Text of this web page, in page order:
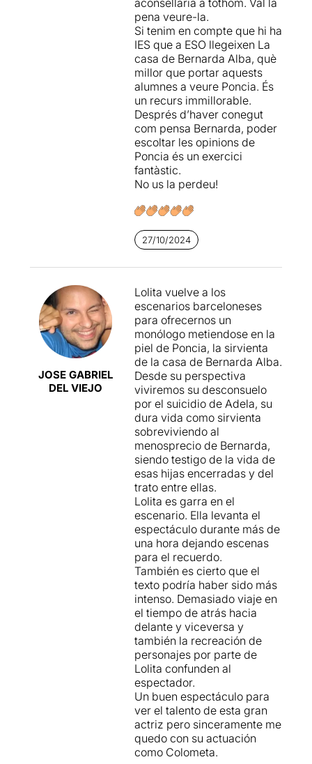
antes que ella han
interpretado grandes
actrices de todos los
rincones del mundo: Antonia
Herrero, Mari Carmen
Prendes, María Galiana,
Julieta Serrano, Florinda
Chico, Rosa María Sarda,
Joan Plowright, Ane
Gabarain, etc.
La puesta en escena es más
conceptual que realista, y en
base a unas teles colgadas y
unos cuántos juegos de
luces consigue que
pasemos por varios lugares
de la mente del personaje.
acertada, consiguiendo que
la simplicidad y la
abstracción del entorno cree
imágenes potentes pero no
distraigan de lo que
realmente importa: el texto,
la palabra y este personaje
universal que representa
tantas y tantas cosas.
pena veure-la.
Si tenim en compte que hi ha
IES que a ESO llegeixen La
casa de Bernarda Alba, què
millor que portar aquests
alumnes a veure Poncia. És
un recurs immillorable.
Després d’haver conegut
com pensa Bernarda, poder
escoltar les opinions de
Poncia és un exercici
fantàstic.
No us la perdeu!
27/10/2024
JOSE GABRIEL
DEL VIEJO
Lolita vuelve a los
escenarios barceloneses
para ofrecernos un
monólogo metiendose en la
piel de Poncia, la sirvienta
de la casa de Bernarda Alba.
Desde su perspectiva
viviremos su desconsuelo
por el suicidio de Adela, su
dura vida como sirvienta
sobreviviendo al
menosprecio de Bernarda,
siendo testigo de la vida de
esas hijas encerradas y del
trato entre ellas.
Lolita es garra en el
escenario. Ella levanta el
espectáculo durante más de
una hora dejando escenas
para el recuerdo.
También es cierto que el
texto podría haber sido más
intenso. Demasiado viaje en
el tiempo de atrás hacia
delante y viceversa y
también la recreación de
personajes por parte de
Lolita confunden al
espectador.
Un buen espectáculo para
ver el talento de esta gran
actriz pero sinceramente me
quedo con su actuación
como Colometa.